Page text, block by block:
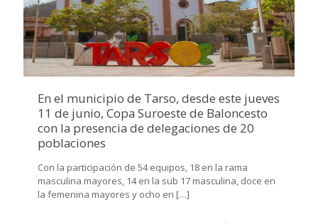
En el municipio de Tarso, desde este jueves
11 de junio, Copa Suroeste de Baloncesto
con la presencia de delegaciones de 20
poblaciones
Con la participación de 54 equipos, 18 en la rama
masculina mayores, 14 en la sub 17 masculina, doce en
la femenina mayores y ocho en […]